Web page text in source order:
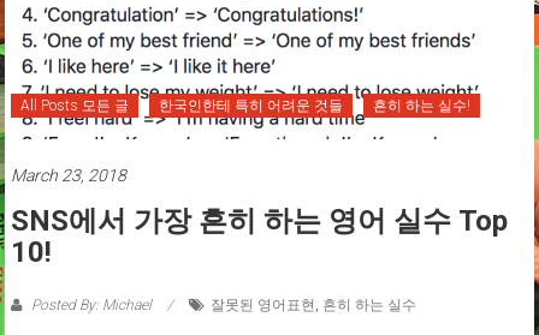
All Posts 모든 글 한국인한테 특히 어려운 것들 흔히 하는 실수!
March 23, 2018
SNS에서 가장 흔히 하는 영어 실수 Top
10!
Posted By: Michael 잘못된 영어표현 , 흔히 하는 실수